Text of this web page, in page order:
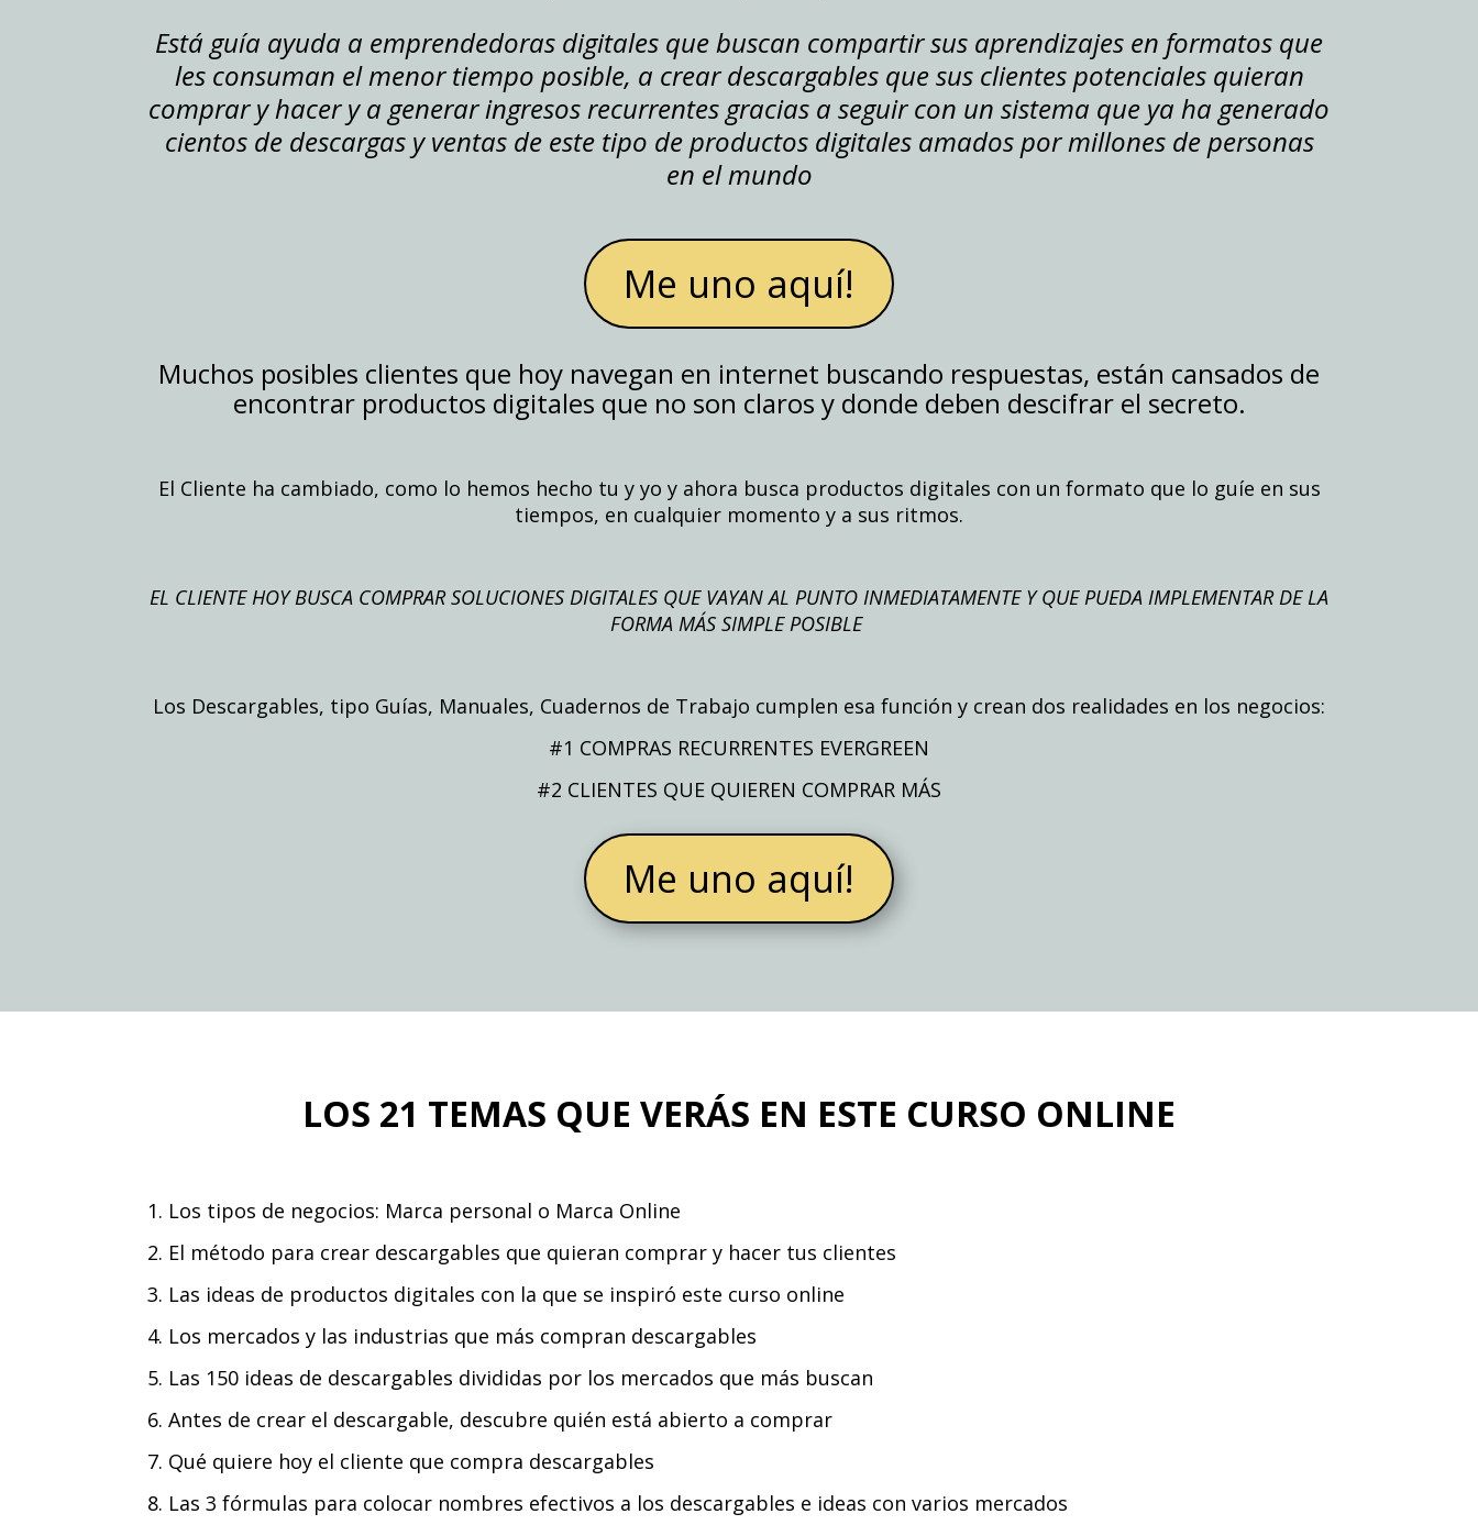
Está guía ayuda a emprendedoras digitales que buscan compartir sus aprendizajes en formatos que
les consuman el menor tiempo posible, a crear descargables que sus clientes potenciales quieran
comprar y hacer y a generar ingresos recurrentes gracias a seguir con un sistema que ya ha generado
cientos de descargas y ventas de este tipo de productos digitales amados por millones de personas
en el mundo
Me uno aquí!
Muchos posibles clientes que hoy navegan en internet buscando respuestas, están cansados de
encontrar productos digitales que no son claros y donde deben descifrar el secreto.
El Cliente ha cambiado, como lo hemos hecho tu y yo y ahora busca productos digitales con un formato que lo guíe en sus
tiempos, en cualquier momento y a sus ritmos.
EL CLIENTE HOY BUSCA COMPRAR SOLUCIONES DIGITALES QUE VAYAN AL PUNTO INMEDIATAMENTE Y QUE PUEDA IMPLEMENTAR DE LA
FORMA MÁS SIMPLE POSIBLE
Los Descargables, tipo Guías, Manuales, Cuadernos de Trabajo cumplen esa función y crean dos realidades en los negocios:
#1 COMPRAS RECURRENTES EVERGREEN
#2 CLIENTES QUE QUIEREN COMPRAR MÁS
Me uno aquí!
LOS 21 TEMAS QUE VERÁS EN ESTE CURSO ONLINE
1. Los tipos de negocios: Marca personal o Marca Online
2. El método para crear descargables que quieran comprar y hacer tus clientes
3. Las ideas de productos digitales con la que se inspiró este curso online
4. Los mercados y las industrias que más compran descargables
5. Las 150 ideas de descargables divididas por los mercados que más buscan
6. Antes de crear el descargable, descubre quién está abierto a comprar
7. Qué quiere hoy el cliente que compra descargables
8. Las 3 fórmulas para colocar nombres efectivos a los descargables e ideas con varios mercados